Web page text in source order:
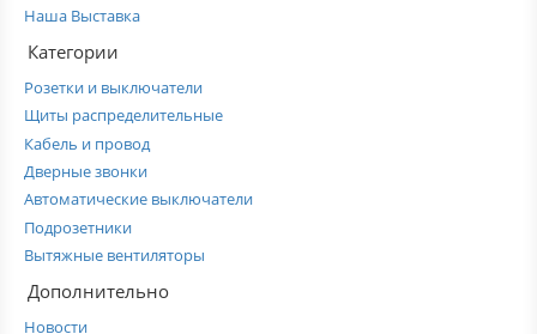
Наша Выставка
Категории
Розетки и выключатели
Щиты распределительные
Кабель и провод
Дверные звонки
Автоматические выключатели
Подрозетники
Вытяжные вентиляторы
Дополнительно
Новости